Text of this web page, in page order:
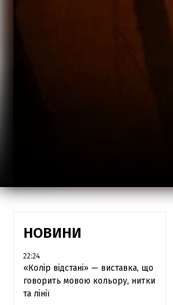
НОВИНИ
22:24
«Колір відстані» — виставка, що
говорить мовою кольору, нитки
та лінії